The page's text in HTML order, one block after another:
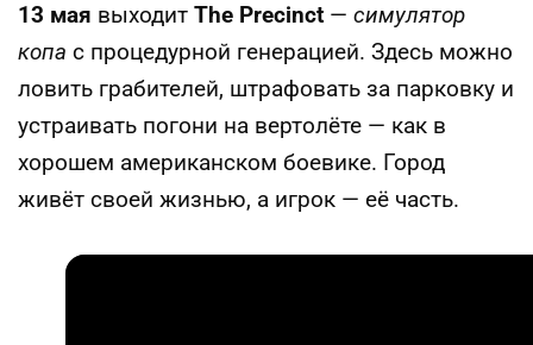
13 мая выходит The Precinct — симулятор
копа с процедурной генерацией. Здесь можно
ловить грабителей, штрафовать за парковку и
устраивать погони на вертолёте — как в
хорошем американском боевике. Город
живёт своей жизнью, а игрок — её часть.